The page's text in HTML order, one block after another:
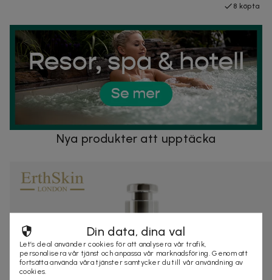
8 köpta
Nya produkter att upptäcka
Din data, dina val
Let’s deal använder cookies för att analysera vår trafik,
personalisera vår tjänst och anpassa vår marknadsföring. Genom att
fortsätta använda våra tjänster samtycker du till vår användning av
cookies.